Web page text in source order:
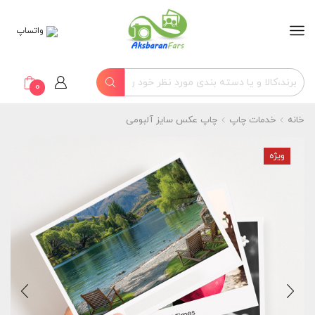
واتساپ
0
خانه خدمات چاپ چاپ عکس سایز آلبومی
ویژه